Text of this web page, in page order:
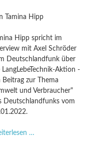
der
–
Melanie
Jaeger-
Erben
am
2.
März
Tamina Hipp
Hipp spricht im
mit Axel Schröder
Deutschlandfunk über
LangLebeTechnik-Aktion -
Beitrag zur Thema
und Verbraucher"
Deutschlandfunks vom
…